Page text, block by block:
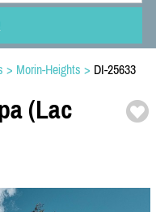
> Morin-Heights > DI-25633
(Lac